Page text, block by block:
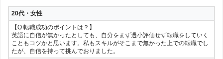
【転職後の職業】農業機械販売会社の事務職(取引先はタイやインドネシ
ア)
【転職後の年収】ほぼ変わっていない
40代・女性
20代・女性
【Q.転職成功のポイントは？】
英語に自信が無かったとしても、自分をまず過小評価せず転職をしていく
こともコツかと思います。私もスキルがそこまで無かった上での転職でし
たが、自信を持って挑んでおりました。